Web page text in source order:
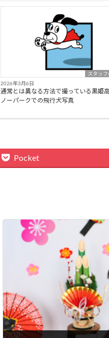
スタッ
2026年3月6日
通常とは異なる方法で撮っている黒姫
ノーパークでの飛行犬写真
Pocket